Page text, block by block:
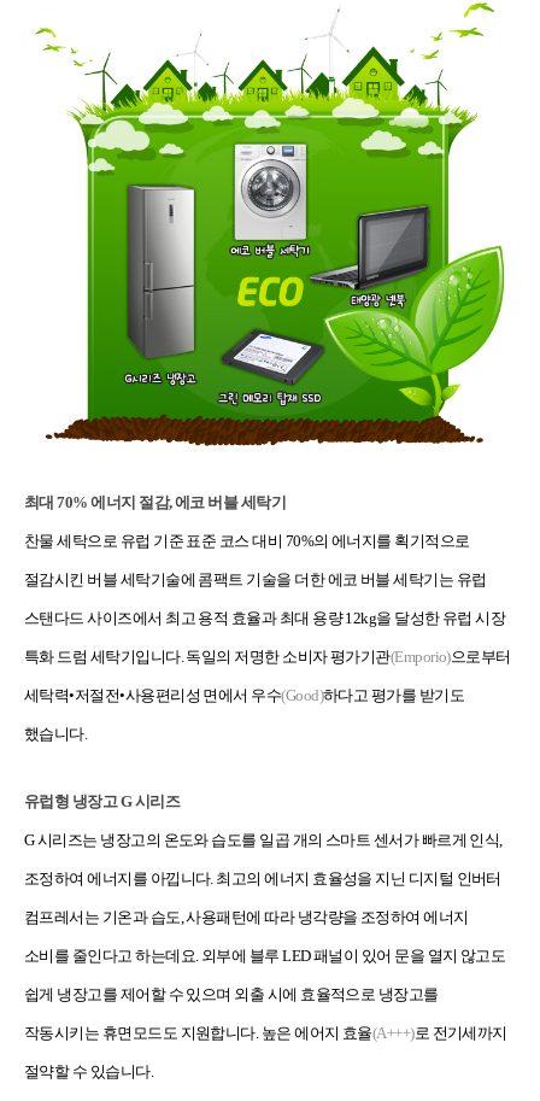
최대 70% 에너지 절감, 에코 버블 세탁기
찬물 세탁으로 유럽 기준 표준 코스 대비 70%의 에너지를 획기적으로
절감시킨 버블 세탁기술에 콤팩트 기술을 더한 에코 버블 세탁기는 유럽
스탠다드 사이즈에서 최고 용적 효율과 최대 용량 12kg을 달성한 유럽 시장
특화 드럼 세탁기입니다. 독일의 저명한 소비자 평가기관(Emporio)으로부터
세탁력•저절전•사용편리성 면에서 우수(Good)하다고 평가를 받기도
했습니다.
유럽형 냉장고 G 시리즈
G 시리즈는 냉장고의 온도와 습도를 일곱 개의 스마트 센서가 빠르게 인식,
조정하여 에너지를 아낍니다. 최고의 에너지 효율성을 지닌 디지털 인버터
컴프레서는 기온과 습도, 사용패턴에 따라 냉각량을 조정하여 에너지
소비를 줄인다고 하는데요. 외부에 블루 LED 패널이 있어 문을 열지 않고도
쉽게 냉장고를 제어할 수 있으며 외출 시에 효율적으로 냉장고를
작동시키는 휴면모드도 지원합니다. 높은 에어지 효율(A+++)로 전기세까지
절약할 수 있습니다.